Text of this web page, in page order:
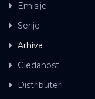
Emisije
Serije
Arhiva
Gledanost
Distributeri